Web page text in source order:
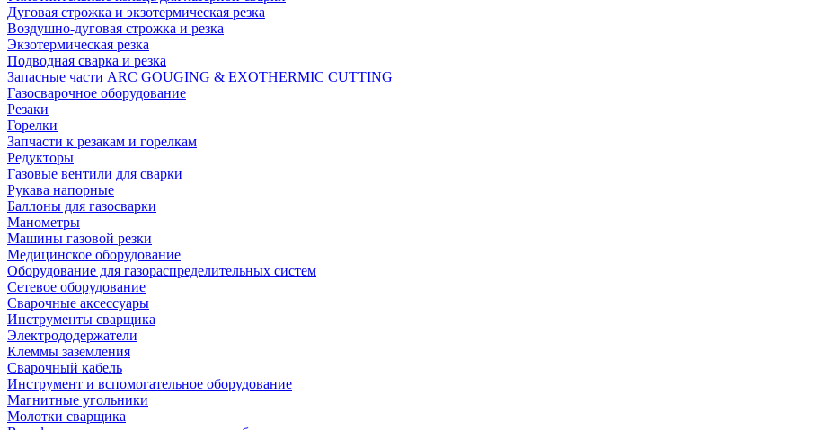
Дуговая строжка и экзотермическая резка
Воздушно-дуговая строжка и резка
Экзотермическая резка
Подводная сварка и резка
Запасные части ARC GOUGING & EXOTHERMIC CUTTING
Газосварочное оборудование
Резаки
Горелки
Запчасти к резакам и горелкам
Редукторы
Газовые вентили для сварки
Рукава напорные
Баллоны для газосварки
Манометры
Машины газовой резки
Медицинское оборудование
Оборудование для газораспределительных систем
Сетевое оборудование
Сварочные аксессуары
Инструменты сварщика
Электрододержатели
Клеммы заземления
Сварочный кабель
Инструмент и вспомогательное оборудование
Магнитные угольники
Молотки сварщика